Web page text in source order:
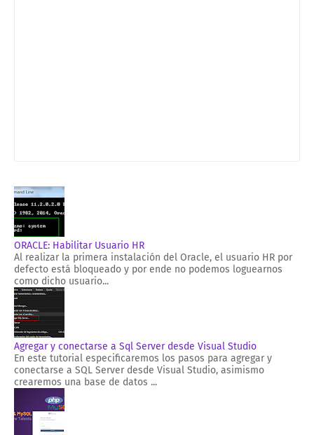
ORACLE: Habilitar Usuario HR
Al realizar la primera instalación del Oracle, el usuario HR por
defecto está bloqueado y por ende no podemos loguearnos
como dicho usuario...
Agregar y conectarse a Sql Server desde Visual Studio
En este tutorial especificaremos los pasos para agregar y
conectarse a SQL Server desde Visual Studio, asimismo
crearemos una base de datos ...